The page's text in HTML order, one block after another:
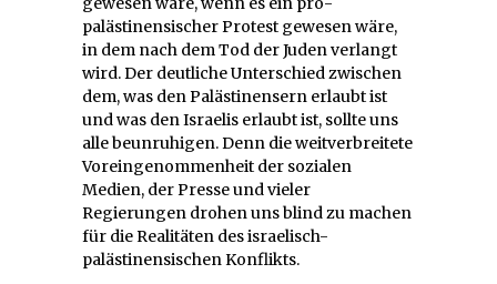
palästinensischer Protest gewesen wäre,
in dem nach dem Tod der Juden verlangt
wird. Der deutliche Unterschied zwischen
dem, was den Palästinensern erlaubt ist
und was den Israelis erlaubt ist, sollte uns
alle beunruhigen. Denn die weitverbreitete
Voreingenommenheit der sozialen
Medien, der Presse und vieler
Regierungen drohen uns blind zu machen
für die Realitäten des israelisch-
palästinensischen Konflikts.